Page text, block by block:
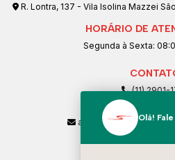
R. Lontra, 137 - Vila Isolina Mazzei
HORÁRIO DE
Segunda à Sexta:
(11) 2901-
(11) 99239-
Olá!